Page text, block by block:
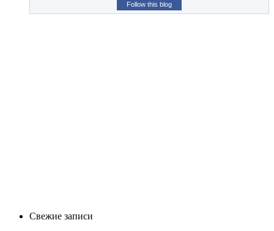
Follow this blog
Свежие записи